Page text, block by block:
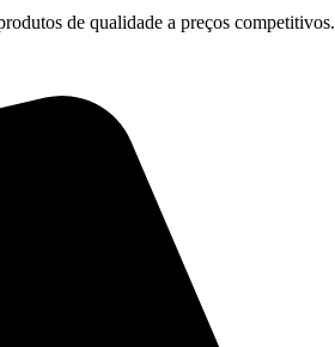
de qualidade a preços competitivos.